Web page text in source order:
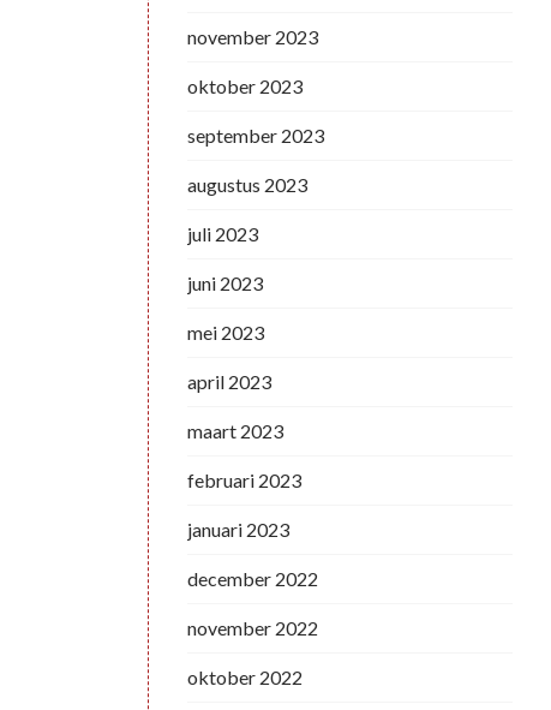
november 2023
oktober 2023
september 2023
augustus 2023
juli 2023
juni 2023
mei 2023
april 2023
maart 2023
februari 2023
januari 2023
december 2022
november 2022
oktober 2022